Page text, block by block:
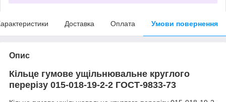
Доставка Оплата Умови повернення
Опис
Кільце гумове ущільнювальне круглого
перерізу 015-018-19-2-2 ГОСТ-9833-73